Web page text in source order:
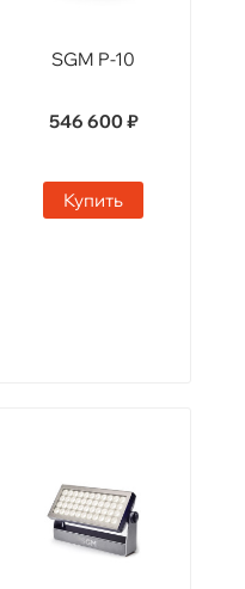
SGM P-10
546 600 ₽
Купить